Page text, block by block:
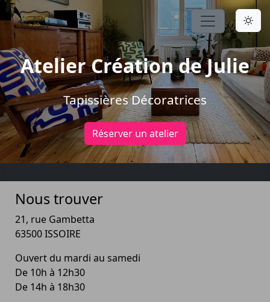
Atelier Création de Julie
Tapissières Décoratrices
Réserver un atelier
Nous trouver
21, rue Gambetta
63500 ISSOIRE
Ouvert du mardi au samedi
De 10h à 12h30
De 14h à 18h30